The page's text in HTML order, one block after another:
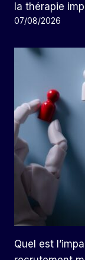
la thérapie
07/08/2026
Quel est